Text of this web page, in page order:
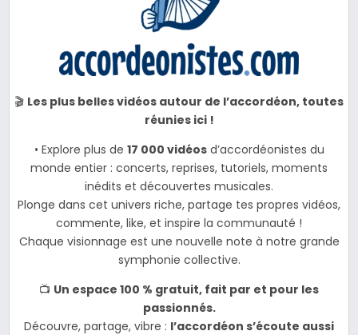
🎬 Les plus belles vidéos autour de l’accordéon, toutes
réunies ici !
• Explore plus de 17 000 vidéosd’accordéonistes du
monde entier : concerts, reprises, tutoriels, moments
inédits et découvertes musicales.
Plonge dans cet univers riche, partage tes propres vidéos,
commente, like, et inspire la communauté !
Chaque visionnage est une nouvelle note à notre grande
symphonie collective.
📺 Un espace 100 % gratuit, fait par et pour les
passionnés.
Découvre, partage, vibre : l’accordéon s’écoute aussi